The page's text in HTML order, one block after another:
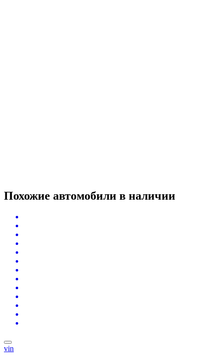
Похожие автомобили в наличии
vin